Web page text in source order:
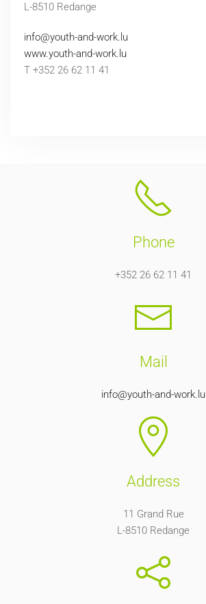
L-8510 Redange
info@youth-and-work.lu
www.youth-and-work.lu
T +352 26 62 11 41
Phone
+352 26 62 11 41
Mail
info@youth-and-work.lu
Address
11 Grand Rue
L-8510 Redange